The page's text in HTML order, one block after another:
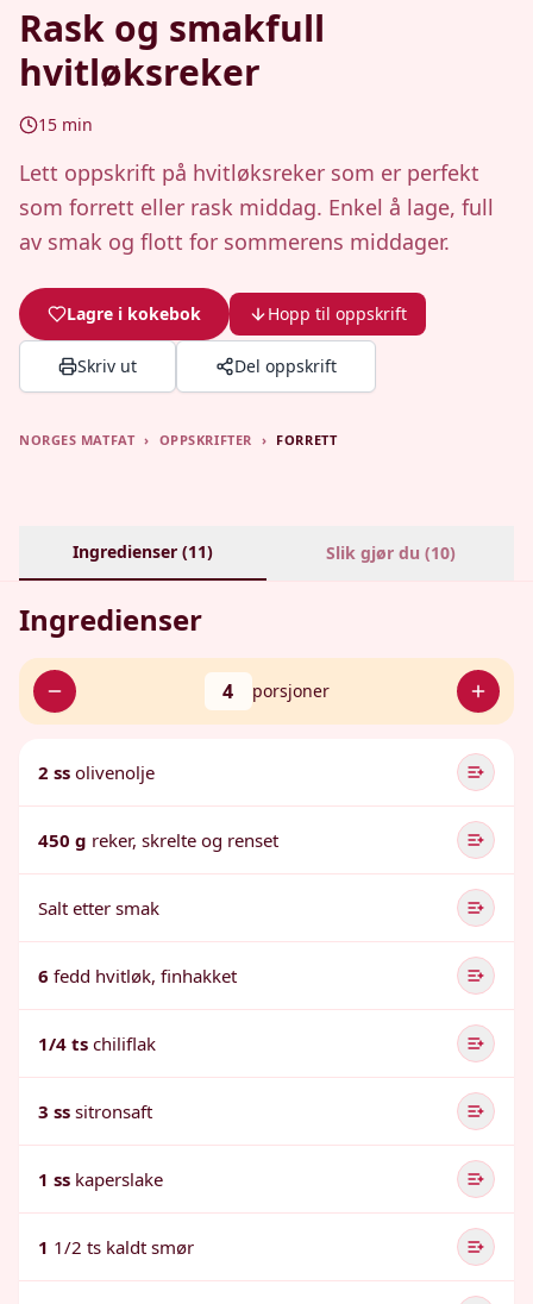
Rask og smakfull
hvitløksreker
15 min
Lett oppskrift på hvitløksreker som er perfekt
som forrett eller rask middag. Enkel å lage, full
av smak og flott for sommerens middager.
Lagre i kokebok Hopp til oppskrift
Skriv ut Del oppskrift
NORGES MATFAT › OPPSKRIFTER › FORRETT
Ingredienser (11) Slik gjør du (10)
Ingredienser
4 porsjoner
2 ss olivenolje
450 g reker, skrelte og renset
Salt etter smak
6 fedd hvitløk, finhakket
1/4 ts chiliflak
3 ss sitronsaft
1 ss kaperslake
1 1/2 ts kaldt smør